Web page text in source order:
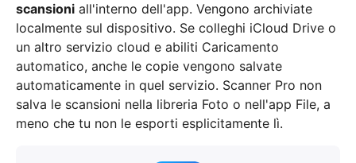
scansioni all'interno dell'app. Vengono archiviate
localmente sul dispositivo. Se colleghi iCloud Drive o
un altro servizio cloud e abiliti Caricamento
automatico, anche le copie vengono salvate
automaticamente in quel servizio. Scanner Pro non
salva le scansioni nella libreria Foto o nell'app File, a
meno che tu non le esporti esplicitamente lì.